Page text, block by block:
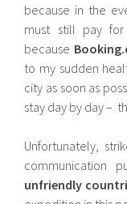
because in the
must still pay
because
to my sudden
city as soon as
stay day by day –
Unfortunately,
communication
unfriendly